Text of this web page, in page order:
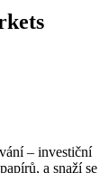
– investiční
a snaží se